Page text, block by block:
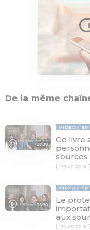
De la même
28:30
VIDÉO
Ce livre
sources
L'heure de la
28:30
VIDÉO
Le
aux
L'heure de la